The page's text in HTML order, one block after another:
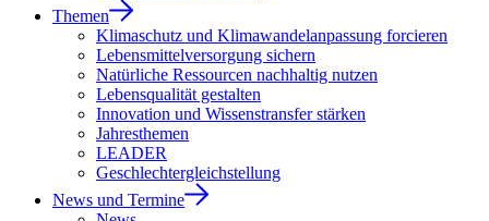
Themen
Klimaschutz und Klimawandelanpassung forcieren
Lebensmittelversorgung sichern
Natürliche Ressourcen nachhaltig nutzen
Lebensqualität gestalten
Innovation und Wissenstransfer stärken
Jahresthemen
LEADER
Geschlechtergleichstellung
News und Termine